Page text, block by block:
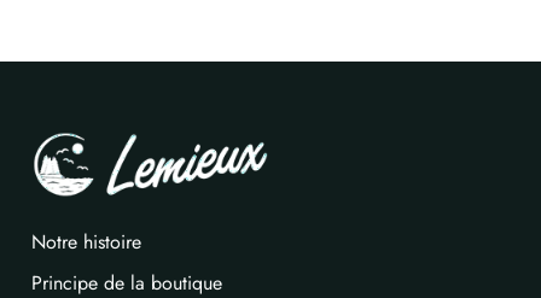
Notre histoire
Principe de la boutique